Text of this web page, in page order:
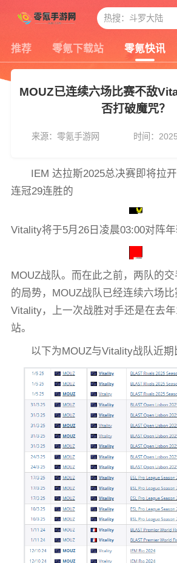
推荐 零氪下载站 零氪快讯
MOUZ已连续六场比赛不敌
否打破魔咒？
来源：零氪手游网 时间：
IEM 达拉斯2025总决赛即将拉
连冠29连胜的
Vitality将于5月26日凌晨03:00对阵
MOUZ战队。而在此之前，两队的
的局势，MOUZ战队已经连续六场
Vitality，上一次战胜对手还是在去
站。
以下为MOUZ与Vitality战队近期